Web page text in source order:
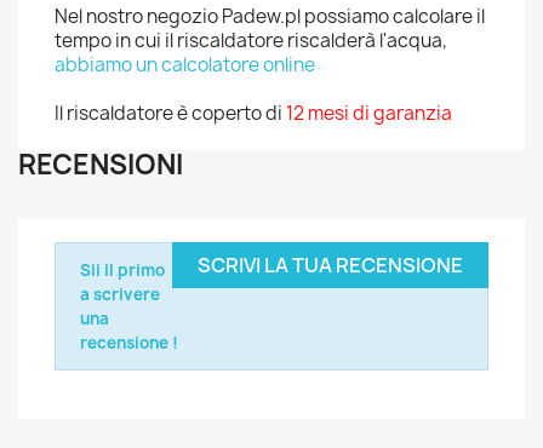
Nel nostro negozio Padew.pl possiamo calcolare il
tempo in cui il riscaldatore riscalderà l'acqua,
abbiamo un calcolatore online
Il riscaldatore è coperto di 12 mesi di garanzia
RECENSIONI
SCRIVI LA TUA RECENSIONE
Sii il primo
a scrivere
una
recensione !